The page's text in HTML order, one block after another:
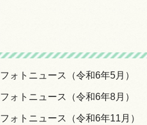
フォトニュース（令和6年5月）
フォトニュース（令和6年8月）
フォトニュース（令和6年11月）